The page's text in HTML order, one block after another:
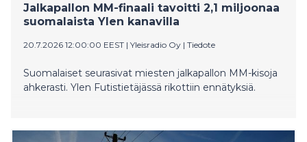
Jalkapallon MM-finaali tavoitti 2,1 miljoonaa
suomalaista Ylen kanavilla
20.7.2026 12:00:00 EEST | Yleisradio Oy | Tiedote
Suomalaiset seurasivat miesten jalkapallon MM-kisoja
ahkerasti. Ylen Futistietäjässä rikottiin ennätyksiä.